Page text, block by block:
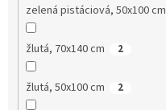
zelená pistáciová, 50x100 cm
žlutá, 70x140 cm 2
žlutá, 50x100 cm 2